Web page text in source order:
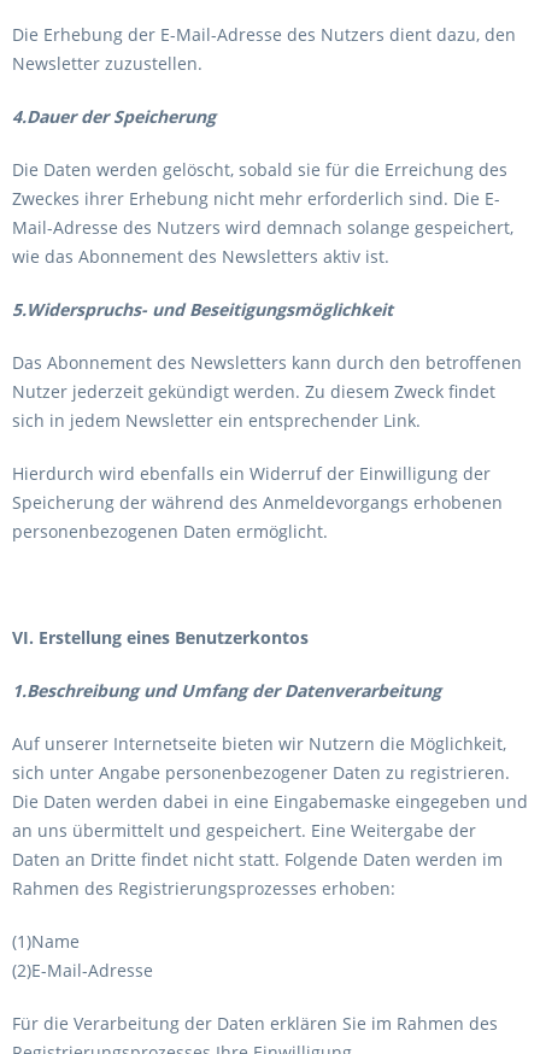
Die Erhebung der E-Mail-Adresse des Nutzers dient dazu, den
Newsletter zuzustellen.
4.Dauer der Speicherung
Die Daten werden gelöscht, sobald sie für die Erreichung des
Zweckes ihrer Erhebung nicht mehr erforderlich sind. Die E-
Mail-Adresse des Nutzers wird demnach solange gespeichert,
wie das Abonnement des Newsletters aktiv ist.
5.Widerspruchs- und Beseitigungsmöglichkeit
Das Abonnement des Newsletters kann durch den betroffenen
Nutzer jederzeit gekündigt werden. Zu diesem Zweck findet
sich in jedem Newsletter ein entsprechender Link.
Hierdurch wird ebenfalls ein Widerruf der Einwilligung der
Speicherung der während des Anmeldevorgangs erhobenen
personenbezogenen Daten ermöglicht.
VI. Erstellung eines Benutzerkontos
1.Beschreibung und Umfang der Datenverarbeitung
Auf unserer Internetseite bieten wir Nutzern die Möglichkeit,
sich unter Angabe personenbezogener Daten zu registrieren.
Die Daten werden dabei in eine Eingabemaske eingegeben und
an uns übermittelt und gespeichert. Eine Weitergabe der
Daten an Dritte findet nicht statt. Folgende Daten werden im
Rahmen des Registrierungsprozesses erhoben:
(1)Name
(2)E-Mail-Adresse
Für die Verarbeitung der Daten erklären Sie im Rahmen des